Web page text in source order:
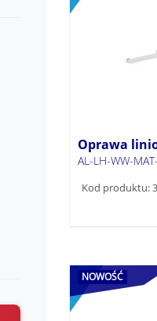
Oprawa
AL-LH-WW-
Kod produktu:
NOWOŚĆ